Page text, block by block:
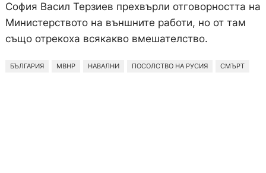
София Васил Терзиев прехвърли отговорността на
Министерството на външните работи, но от там
също отрекоха всякакво вмешателство.
БЪЛГАРИЯ МВНР НАВАЛНИ ПОСОЛСТВО НА РУСИЯ СМЪРТ